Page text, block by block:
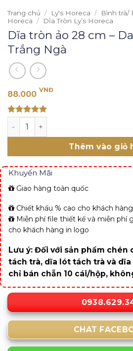
Trang chủ / Ly's Horeca /
Bình trà/
Horeca / Dĩa Tròn Ly’s Horeca
Dĩa tròn ảo 28 cm –
Trắng Ngà
88.000 VNĐ
out of 5
Dĩa tròn ảo 28 cm - Daisy Ly's -
Thêm vào giỏ
Khuyến Mãi
Giao hàng toàn quốc
Chiết khấu % cao cho khách
Miễn phí file thiết kế và miễn phí
cho khách hàng in logo
Lưu ý: Đối với sản phẩm chén
tách trà, dĩa lót tách trà và
chỉ bán chẵn 10 cái/hộp,
CHAT